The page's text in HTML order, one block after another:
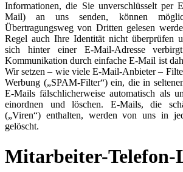
Informationen, die Sie unverschlüsselt per
Mail) an uns senden, können
Übertragungsweg von Dritten gelesen
Regel auch Ihre Identität nicht überprüfen
sich hinter einer E-Mail-Adresse
Kommunikation durch einfache E-Mail ist
Wir setzen – wie viele E-Mail-Anbieter –
Werbung („SPAM-Filter“) ein, die in
E-Mails fälschlicherweise automatisch als
einordnen und löschen. E-Mails, die
(„Viren“) enthalten, werden von uns in
gelöscht.
Mitarbeiter-Telefon-